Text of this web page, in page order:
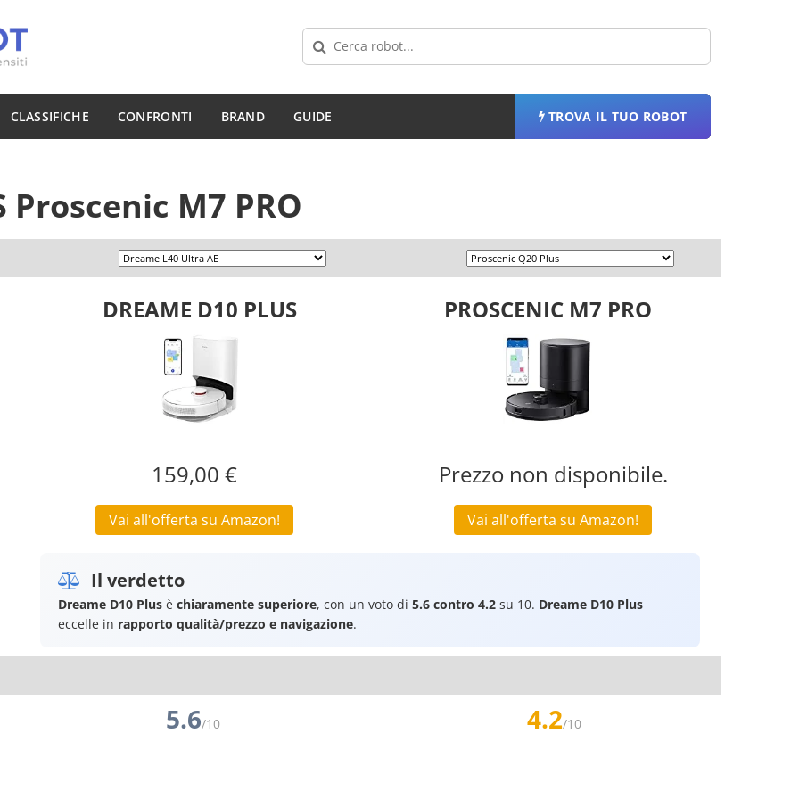
CLASSIFICHE CONFRONTI BRAND GUIDE TROVA IL TUO ROBOT
Proscenic M7 PRO
DREAME D10 PLUS PROSCENIC M7 PRO
159,00 €
Vai all'offerta su Amazon!
Prezzo non disponibile.
Vai all'offerta su Amazon!
Il verdetto
Dreame D10 Plus è chiaramente superiore, con un voto di 5.6 contro 4.2 su 10. Dreame D10 Plus
eccelle in rapporto qualità/prezzo e navigazione.
5.6/10 4.2/10